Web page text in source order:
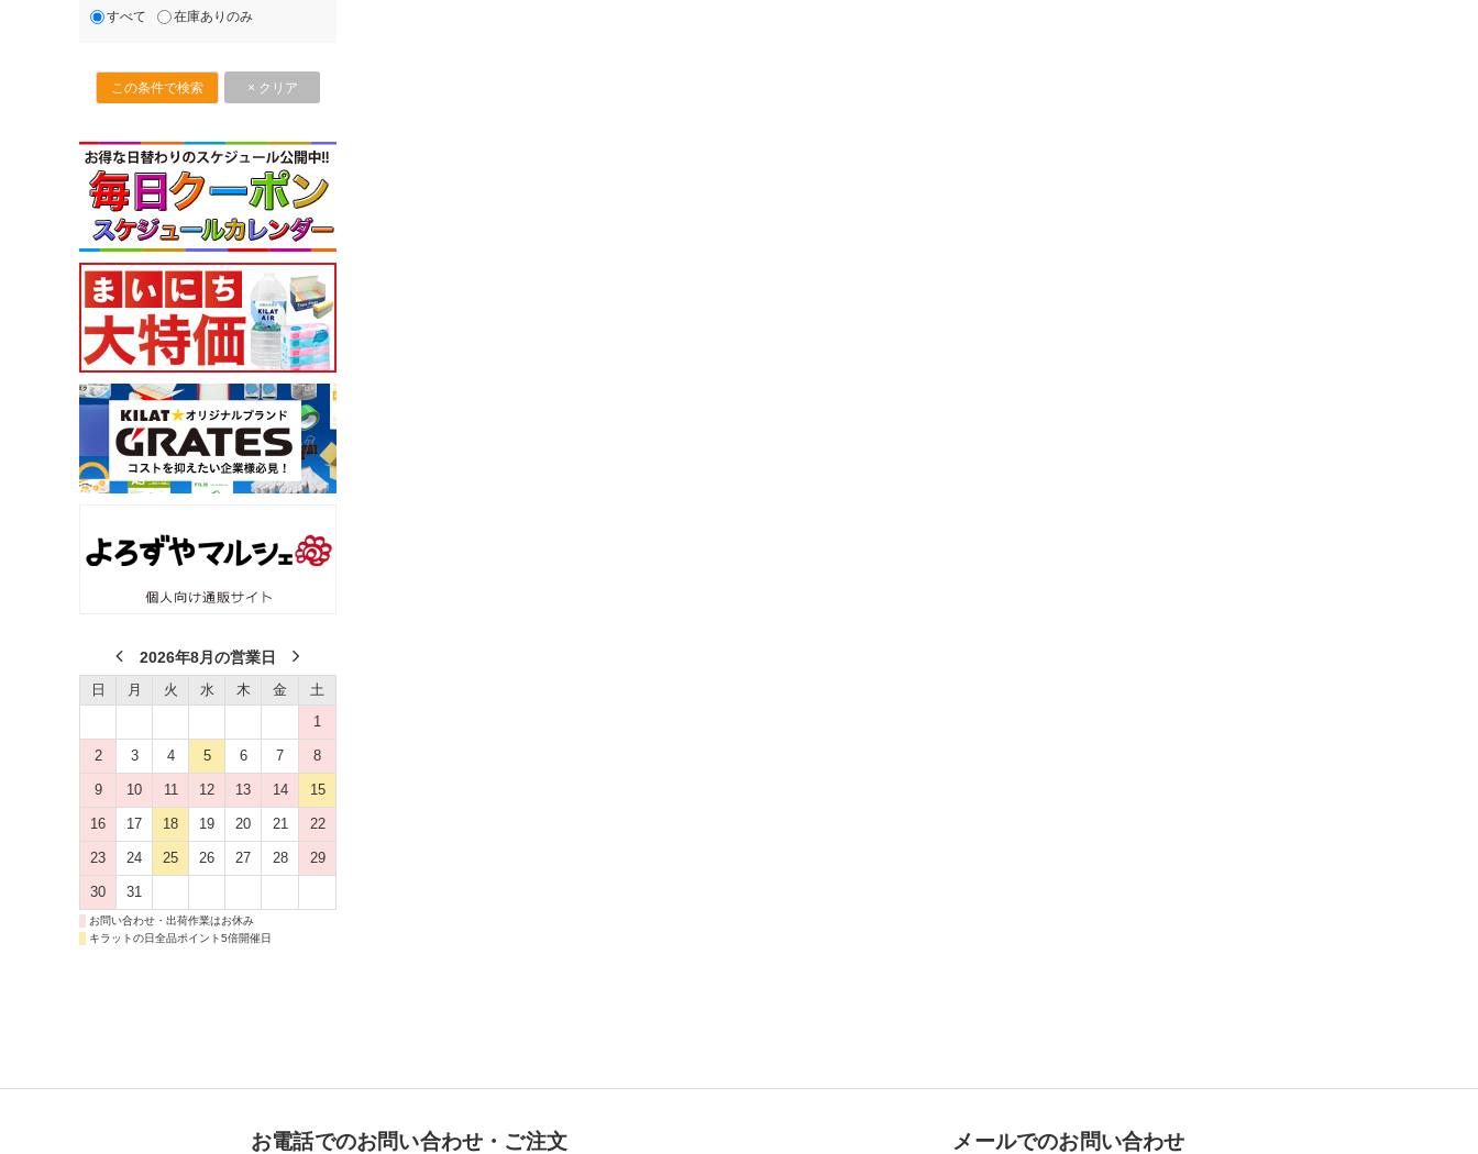
すべて 在庫ありのみ
2026年8月の営業日
日 月 火 水 木 金
土
1
2 3 4 5 6 7 8
9 10 11 12 13 14 15
16 17 18 19 20 21 22
23 24 25 26 27 28 29
30 31
お問い合わせ・出荷作業はお休み
キラットの日全品ポイント5倍開催日
お電話でのお問い合わせ・ご注文 メールでのお問い合わせ